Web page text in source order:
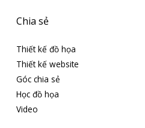
Chia sẻ
Thiết kế đồ họa
Thiết kế website
Góc chia sẻ
Học đồ họa
Video